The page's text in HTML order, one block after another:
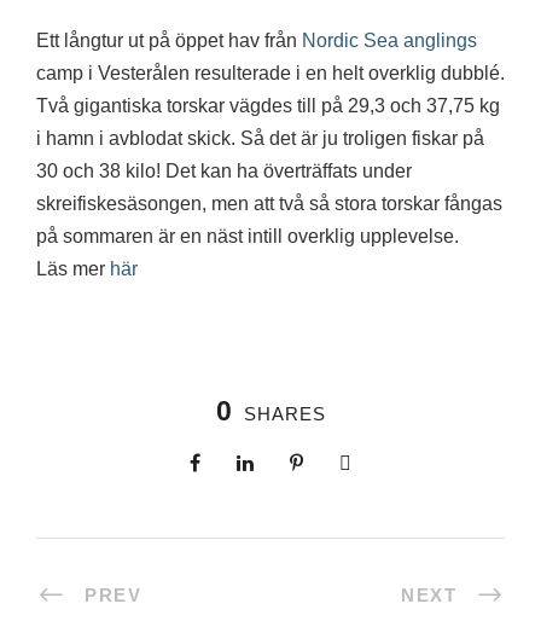
Ett långtur ut på öppet hav från Nordic Sea anglings
camp i Vesterålen resulterade i en helt overklig dubblé.
Två gigantiska torskar vägdes till på 29,3 och 37,75 kg
i hamn i avblodat skick. Så det är ju troligen fiskar på
30 och 38 kilo! Det kan ha överträffats under
skreifiskesäsongen, men att två så stora torskar fångas
på sommaren är en näst intill overklig upplevelse.
Läs mer här
0 SHARES
PREV NEXT